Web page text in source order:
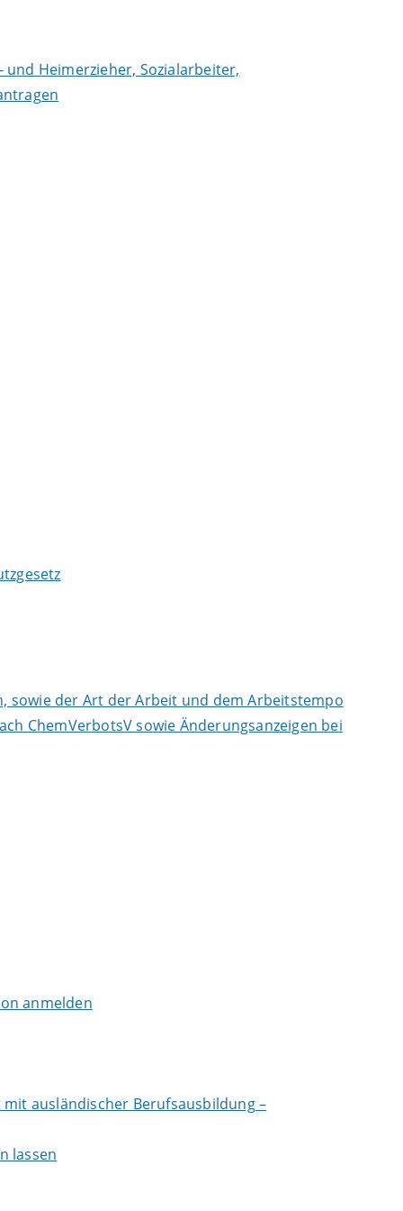
Heimerzieher, Sozialarbeiter,
sowie der Art der Arbeit und dem Arbeitstempo
ChemVerbotsV sowie Änderungsanzeigen bei
anmelden
ausländischer Berufsausbildung –
lassen